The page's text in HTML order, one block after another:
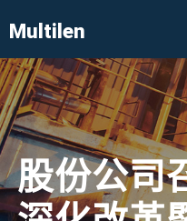
股份公司